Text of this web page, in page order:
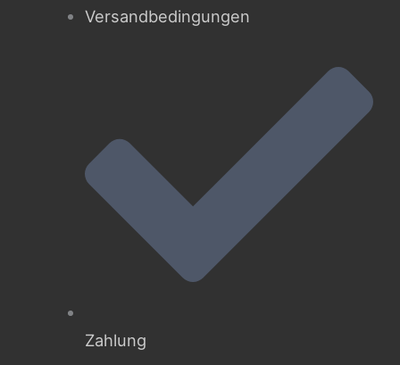
Versandbedingungen
Zahlung